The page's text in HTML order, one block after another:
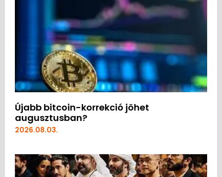
Újabb bitcoin-korrekció jöhet
augusztusban?
2026.08.03.